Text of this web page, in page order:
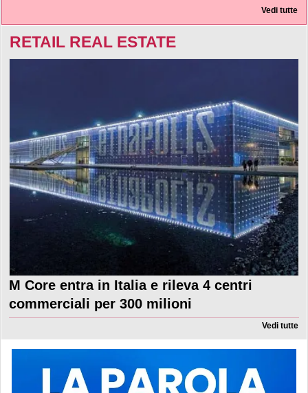
Vedi tutte
RETAIL REAL ESTATE
M Core entra in Italia e rileva 4 centri
commerciali per 300 milioni
Vedi tutte